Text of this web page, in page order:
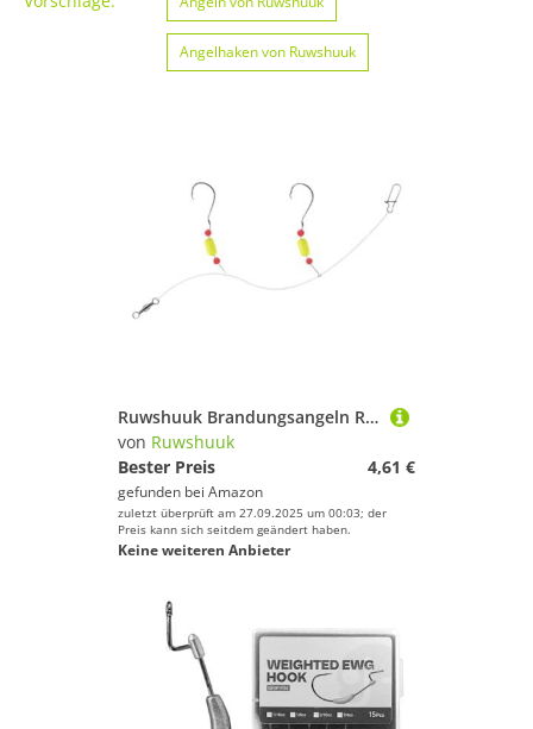
Oder Du schaust etwas breiter und siehst Dich auf
unserer Seite mit sämtlichen Sportartikeln von
oder unter allen Produkten für den Sport
Angelhaken von Ruwshuuk
Ruwshuuk Brandungsangeln Rigs - Angelhaken Montagen | Greifwerkzeug Haken Set Für Flussforelle Schnapper Pompano Barsch Küste
von Ruwshuuk
Bester Preis
4,61 €
gefunden bei Amazon
zuletzt überprüft am 27.09.2025 um 00:03; der
Preis kann sich seitdem geändert haben.
Keine weiteren Anbieter